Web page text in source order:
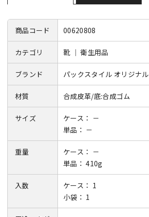
商品コード 00620808
カテゴリ 靴 ｜ 衛生用品
ブランド パックスタイル オリジナル
材質 合成皮革/底:合成ゴム
サイズ
ケース： －
単品： －
重量
ケース： －
単品： 410g
入数
ケース： 1
小袋： 1